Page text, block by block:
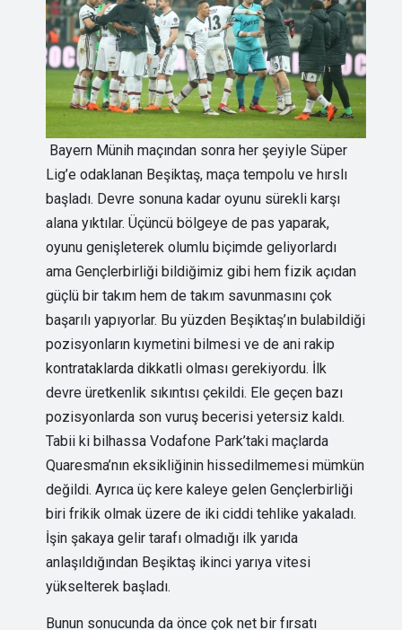
Bayern Münih maçından sonra her şeyiyle Süper
Lig’e odaklanan Beşiktaş, maça tempolu ve hırslı
başladı. Devre sonuna kadar oyunu sürekli karşı
alana yıktılar. Üçüncü bölgeye de pas yaparak,
oyunu genişleterek olumlu biçimde geliyorlardı
ama Gençlerbirliği bildiğimiz gibi hem fizik açıdan
güçlü bir takım hem de takım savunmasını çok
başarılı yapıyorlar. Bu yüzden Beşiktaş’ın bulabildiği
pozisyonların kıymetini bilmesi ve de ani rakip
kontrataklarda dikkatli olması gerekiyordu. İlk
devre üretkenlik sıkıntısı çekildi. Ele geçen bazı
pozisyonlarda son vuruş becerisi yetersiz kaldı.
Tabii ki bilhassa Vodafone Park’taki maçlarda
Quaresma’nın eksikliğinin hissedilmemesi mümkün
değildi. Ayrıca üç kere kaleye gelen Gençlerbirliği
biri frikik olmak üzere de iki ciddi tehlike yakaladı.
İşin şakaya gelir tarafı olmadığı ilk yarıda
anlaşıldığından Beşiktaş ikinci yarıya vitesi
yükselterek başladı.
Bunun sonucunda da önce çok net bir fırsatı